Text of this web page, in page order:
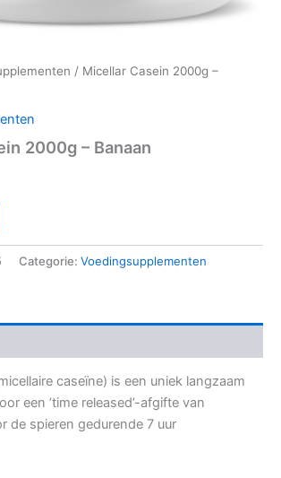
/ Micellar Casein 2000g –
2000g – Banaan
Categorie: Voedingsupplementen
caseïne) is een uniek langzaam
een ’time released’-afgifte van
de spieren gedurende 7 uur